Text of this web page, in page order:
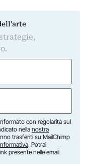
con regolarità sul
nella nostra
trasferiti su MailChimp
. Potrai
presente nelle email.